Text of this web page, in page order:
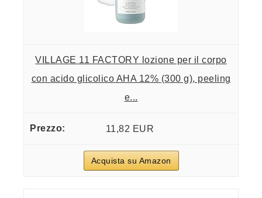
VILLAGE 11 FACTORY lozione per il corpo
con acido glicolico AHA 12% (300 g), peeling
e...
11,82 EUR
Acquista su Amazon